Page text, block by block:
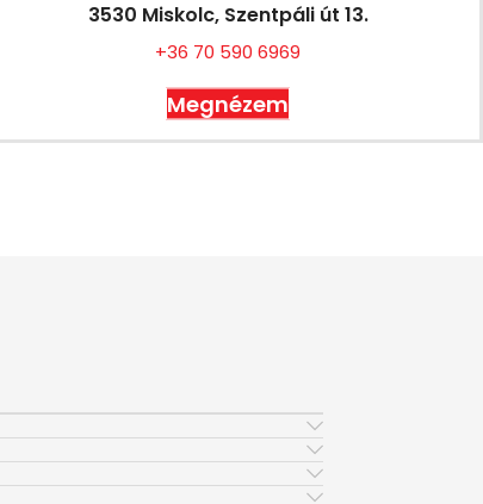
3530 Miskolc, Szentpáli út 13.
+36 70 590 6969
Megnézem